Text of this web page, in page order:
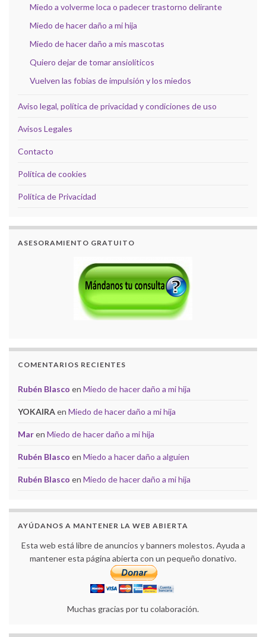
Miedo a volverme loca o padecer trastorno delirante
Miedo de hacer daño a mi hija
Miedo de hacer daño a mis mascotas
Quiero dejar de tomar ansiolíticos
Vuelven las fobias de impulsión y los miedos
Aviso legal, política de privacidad y condiciones de uso
Avisos Legales
Contacto
Política de cookies
Política de Privacidad
ASESORAMIENTO GRATUITO
COMENTARIOS RECIENTES
Rubén Blasco en Miedo de hacer daño a mi hija
YOKAIRAen Miedo de hacer daño a mi hija
Maren Miedo de hacer daño a mi hija
Rubén Blasco en Miedo a hacer daño a alguien
Rubén Blasco en Miedo de hacer daño a mi hija
AYÚDANOS A MANTENER LA WEB ABIERTA
Esta web está libre de anuncios y banners molestos. Ayuda a
mantener esta página abierta con un pequeño donativo.
Muchas gracias por tu colaboración.